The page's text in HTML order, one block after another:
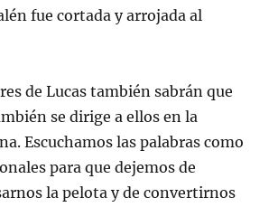
fue cortada y arrojada al
de Lucas también sabrán que
se dirige a ellos en la
Escuchamos las palabras como
para que dejemos de
la pelota y de convertirnos